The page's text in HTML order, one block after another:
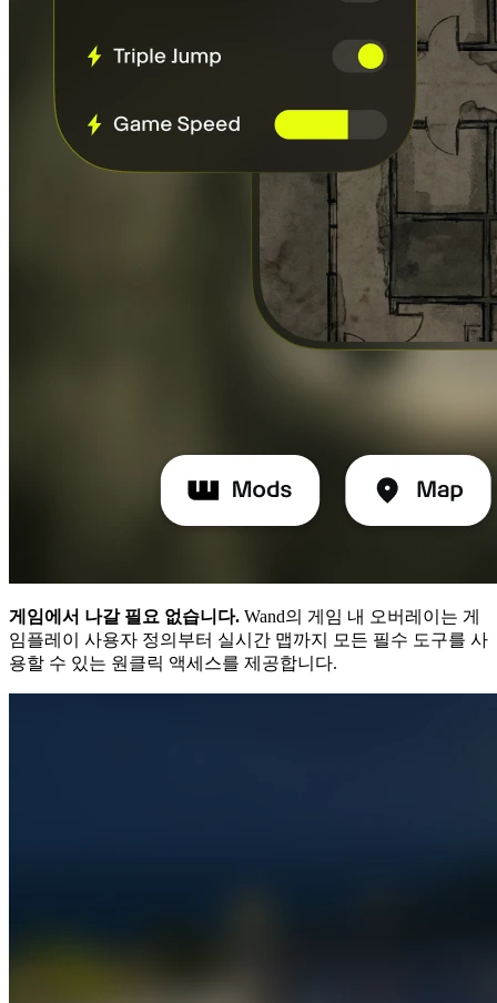
게임에서 나갈 필요 없습니다. Wand의 게임 내 오버레이는 게
임플레이 사용자 정의부터 실시간 맵까지 모든 필수 도구를 사
용할 수 있는 원클릭 액세스를 제공합니다.